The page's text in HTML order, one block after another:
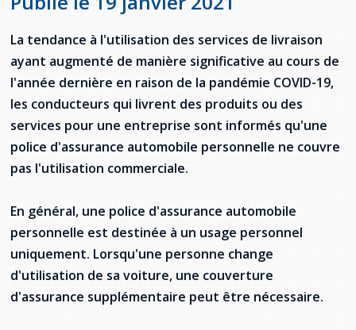
Jeux de la francophonie canadienne
Forum jeunesse pancanadien
Festival jeunesse de l'Acadie
Assemblée générale annuelle
Gestes et paroles ambigus
Admission au barreau
Formulaires de procédure pénale
La Charte canadienne des droits et libertés
Lois fréquemment consultées
Commission des droits de la personne de
Acheter un véhicule neuf ou d'occasion ou
louer sur le long terme (leasing) un véhicule
neuf
Offres d'emploi (Secteur Justice)
Législation spéciale Covid-19
L'Aide juridique à Terre-Neuve-et-
Labrador
Bureaux de l'Aide juridique de Terre-Neuve-
et-Labrador
Règlement Quiz RVF 2021
Continuons en français
Activités
Guide du système de santé à TNL
Annuaire de santé
Offres Actives
Santé mentale et dépendances
Société Santé en français (SSF)
Passeport Santé
Répertoire des professionnels de santé
Services en français
Ma langue, c'est ma fierté !
Carte des services en français
2SLGBTQIA+
La tendance à l'utilisation des services de livraison
ayant augmenté de manière significative au cours de
l'année dernière en raison de la pandémie COVID-19,
les conducteurs qui livrent des produits ou des
services pour une entreprise sont informés qu'une
police d'assurance automobile personnelle ne couvre
pas l'utilisation commerciale.
En général, une police d'assurance automobile
personnelle est destinée à un usage personnel
uniquement. Lorsqu'une personne change
d'utilisation de sa voiture, une couverture
d'assurance supplémentaire peut être nécessaire.